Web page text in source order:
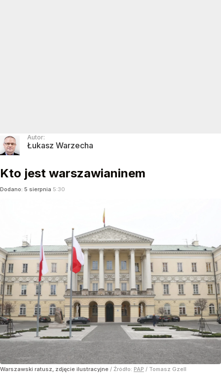
Autor:
Łukasz Warzecha
Kto jest warszawianinem
Dodano: 5 sierpnia 5:30
Warszawski ratusz, zdjęcie ilustracyjne / Źródło: PAP / Tomasz Gzell